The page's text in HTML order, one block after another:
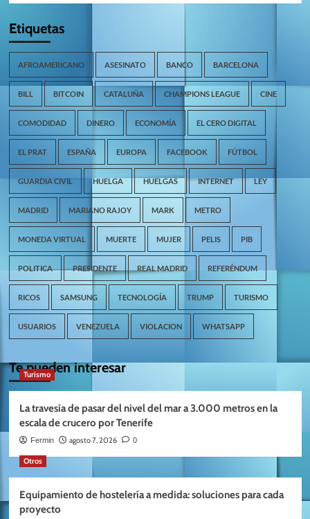
Etiquetas
AFROAMERICANO ASESINATO BANCO BARCELONA
BILL BITCOIN CATALUÑA CHAMPIONS LEAGUE CINE
COMODIDAD DINERO ECONOMÍA EL CERO DIGITAL
EL PRAT ESPAÑA EUROPA FACEBOOK FÚTBOL
GUARDIA CIVIL HUELGA HUELGAS INTERNET LEY
MADRID MARIANO RAJOY MARK METRO
MONEDA VIRTUAL MUERTE MUJER PELIS PIB
POLITICA PRESIDENTE REAL MADRID REFERÉNDUM
RICOS SAMSUNG TECNOLOGÍA TRUMP TURISMO
USUARIOS VENEZUELA VIOLACION WHATSAPP
Te pueden interesar
Turismo
La travesía de pasar del nivel del mar a 3.000 metros en la
escala de crucero por Tenerife
Fermin agosto 7, 2026 0
Otros
Equipamiento de hostelería a medida: soluciones para cada
proyecto